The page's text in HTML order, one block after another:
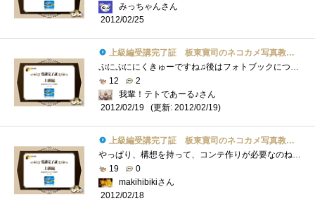
みっちゃんさん
2012/02/25
上級編受講完了証 板東寛司のネコカメ写真教室パート2
ぷにぷににくきゅーですね♫後はフォトブックについてですね！！今度うちのテトくんブック作りたいです(^^)
12
2
我輩！テトであーる♪さん
2012/02/19
(更新: 2012/02/19)
上級編受講完了証 板東寛司のネコカメ写真教室パート2
やっぱり、構想を持って、コンテ作りが必要なのね。。。勉強になります！
19
0
makihibikiさん
2012/02/18